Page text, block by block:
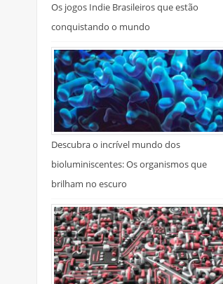
Os jogos Indie Brasileiros que estão
conquistando o mundo
Descubra o incrível mundo dos
bioluminiscentes: Os organismos que
brilham no escuro